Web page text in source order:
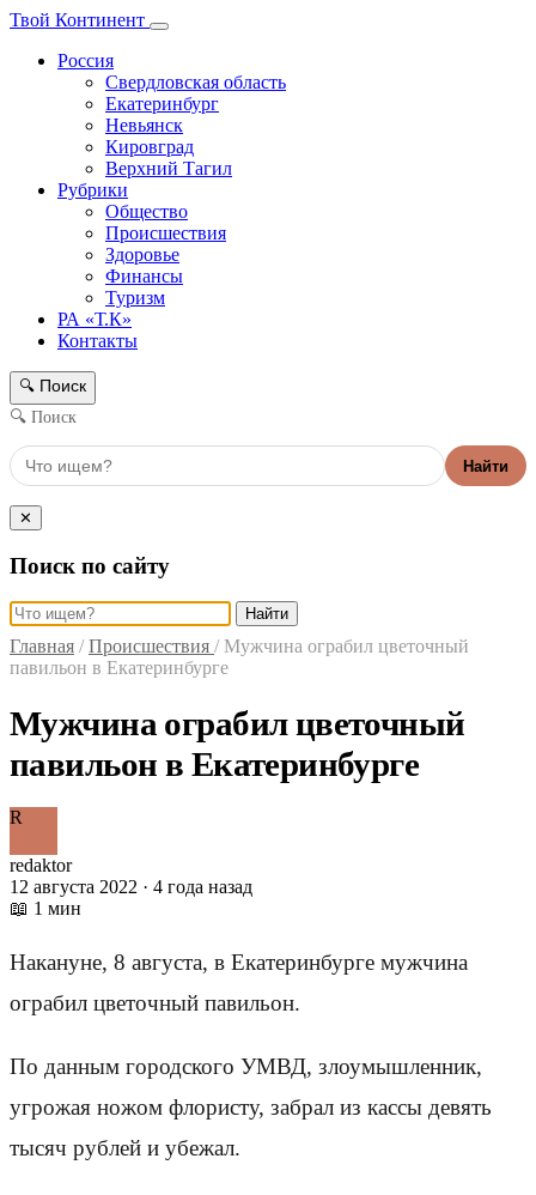
Твой Континент
Россия
Свердловская область
Екатеринбург
Невьянск
Кировград
Верхний Тагил
Рубрики
Общество
Происшествия
Здоровье
Финансы
Туризм
РА «Т.К»
Контакты
🔍 Поиск
🔍 Поиск
Найти
✕
Поиск по сайту
Найти
Главная / Происшествия / Мужчина ограбил цветочный
павильон в Екатеринбурге
Мужчина ограбил цветочный
павильон в Екатеринбурге
R
redaktor
12 августа 2022 · 4 года назад
📖 1 мин
Накануне, 8 августа, в Екатеринбурге мужчина
ограбил цветочный павильон.
По данным городского УМВД, злоумышленник,
угрожая ножом флористу, забрал из кассы девять
тысяч рублей и убежал.